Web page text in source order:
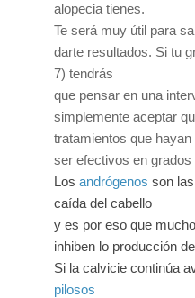
alopecia tienes.
Te será muy útil para
darte resultados. Si tu
7) tendrás
que pensar en una
simplemente aceptar
tratamientos que
ser efectivos en
Los andrógenos son
caída del cabello
y es por eso que
inhiben lo producción
Si la calvicie continúa
pilosos